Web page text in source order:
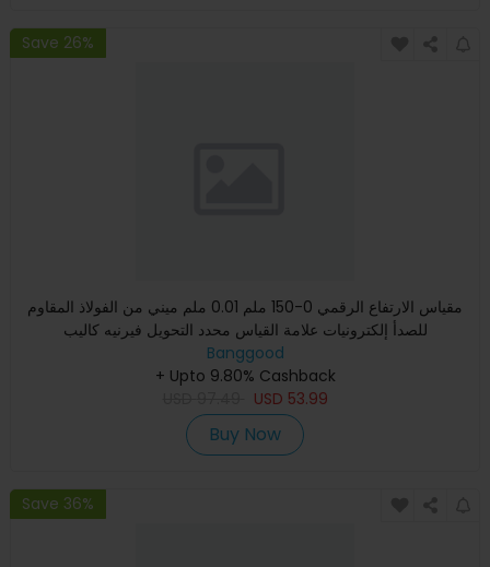
Save 26%
مقياس الارتفاع الرقمي 0-150 ملم 0.01 ملم ميني من الفولاذ المقاوم
للصدأ إلكترونيات علامة القياس محدد التحويل فيرنيه كاليب
Banggood
+ Upto 9.80% Cashback
USD 53.99
Buy Now
Save 36%